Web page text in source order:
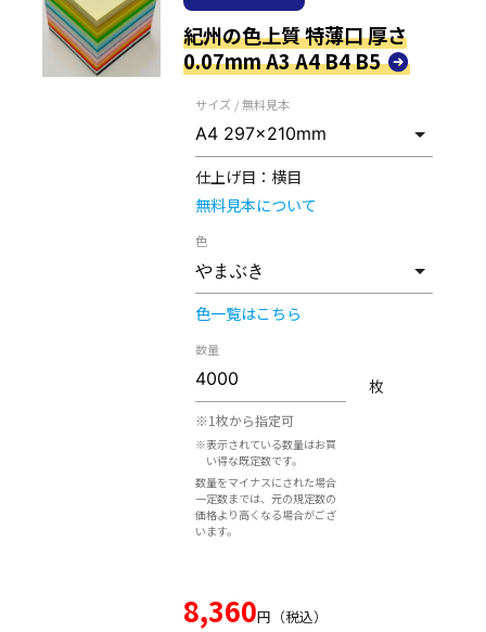
紀州の色上質 特薄口 厚さ
0.07mm A3 A4 B4 B5
サイズ / 無料見本
仕上げ目： 横目
無料見本について
色
色一覧はこちら
数量
※1枚から指定可
※表示されている数量はお買
い得な既定数です。
数量をマイナスにされた場合
一定数までは、元の規定数の
価格より高くなる場合がござ
います。
枚
8,360円（税込）